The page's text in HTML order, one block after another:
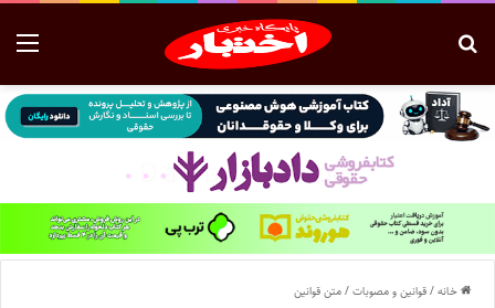
خانه/قوانین و مصوبات/متن قوانین